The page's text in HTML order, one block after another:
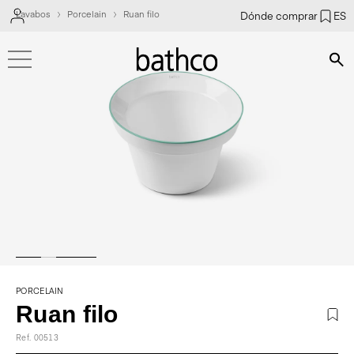
Dónde comprar ES
Lavabos Porcelain Ruan filo
PORCELAIN
Ruan filo
Ref. 00513